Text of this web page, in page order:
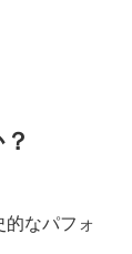
なパフォ